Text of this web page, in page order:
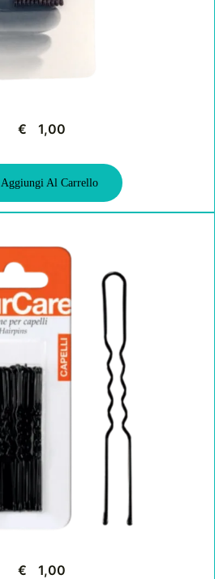
€ 1,00
Aggiungi Al Carrello
€ 1,00